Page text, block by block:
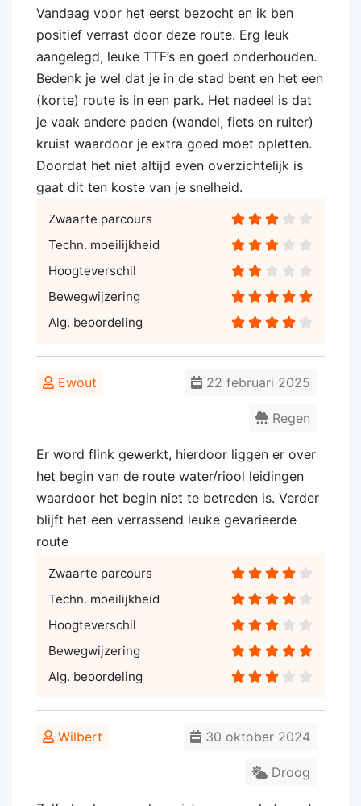
Vandaag voor het eerst bezocht en ik ben
positief verrast door deze route. Erg leuk
aangelegd, leuke TTF’s en goed onderhouden.
Bedenk je wel dat je in de stad bent en het een
(korte) route is in een park. Het nadeel is dat
je vaak andere paden (wandel, fiets en ruiter)
kruist waardoor je extra goed moet opletten.
Doordat het niet altijd even overzichtelijk is
gaat dit ten koste van je snelheid.
Zwaarte parcours
Techn. moeilijkheid
Hoogteverschil
Bewegwijzering
Alg. beoordeling
Ewout 22 februari 2025
Regen
Er word flink gewerkt, hierdoor liggen er over
het begin van de route water/riool leidingen
waardoor het begin niet te betreden is. Verder
blijft het een verrassend leuke gevarieerde
route
Zwaarte parcours
Techn. moeilijkheid
Hoogteverschil
Bewegwijzering
Alg. beoordeling
Wilbert 30 oktober 2024
Droog